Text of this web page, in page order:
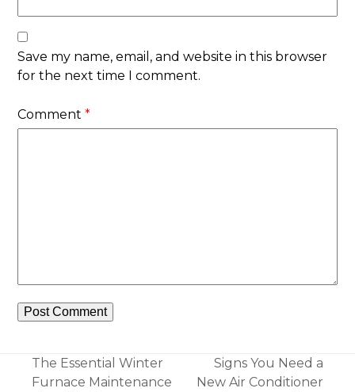
Save my name, email, and website in this browser
for the next time I comment.
Comment*
The Essential Winter
Furnace Maintenance
Signs You Need a
New Air Conditioner